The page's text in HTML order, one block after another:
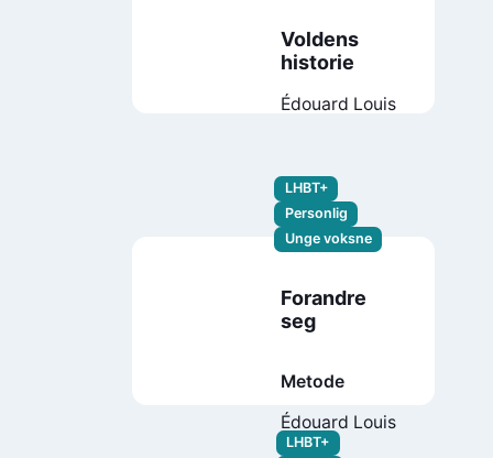
Voldens
historie
Édouard Louis
LHBT+
Personlig
Unge voksne
Forandre
seg
Metode
Édouard Louis
LHBT+